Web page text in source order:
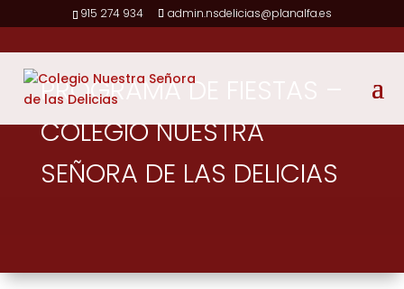
915 274 934 admin.nsdelicias@planalfa.es
PROGRAMA DE FIESTAS –
COLEGIO NUESTRA
SEÑORA DE LAS DELICIAS